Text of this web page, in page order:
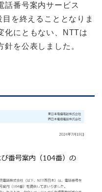
話番号案内サービス
を終えることとなりま
化にともない、NTTは
を公表しました。